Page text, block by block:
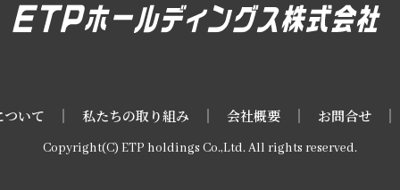
いて 私たちの取り組み 会社概要 お問合せ
Copyright(C) ETP holdings Co.,Ltd. All rights reserved.